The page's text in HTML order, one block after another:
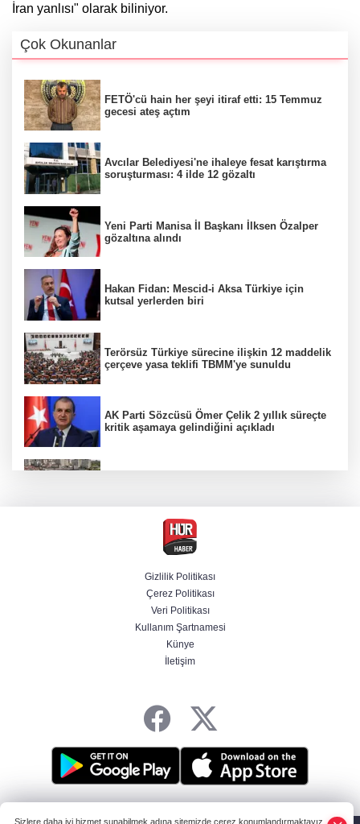
İran yanlısı" olarak biliniyor.
Çok Okunanlar
FETÖ'cü hain her şeyi itiraf etti: 15 Temmuz
gecesi ateş açtım
Avcılar Belediyesi'ne ihaleye fesat karıştırma
soruşturması: 4 ilde 12 gözaltı
Yeni Parti Manisa İl Başkanı İlksen Özalper
gözaltına alındı
Hakan Fidan: Mescid-i Aksa Türkiye için
kutsal yerlerden biri
Terörsüz Türkiye sürecine ilişkin 12 maddelik
çerçeve yasa teklifi TBMM'ye sunuldu
AK Parti Sözcüsü Ömer Çelik 2 yıllık süreçte
kritik aşamaya gelindiğini açıkladı
Firari olarak aranıyordu! Menderes Belediye
Başkan Yardımcısı yakalandı
Cumhurbaşkanı Erdoğan'dan Terörsüz
Türkiye vurgusu
12 Ağustos'ta yerçekimi 7 saniyelik
Gizlilik Politikası
Çerez Politikası
Veri Politikası
Kullanım Şartnamesi
Künye
İletişim
Sizlere daha iyi hizmet sunabilmek adına sitemizde çerez konumlandırmaktayız.